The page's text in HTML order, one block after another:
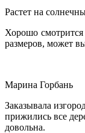
Растет на
Хорошо
размеров, может
Марина Горбань
Заказывала
прижились все
довольна.